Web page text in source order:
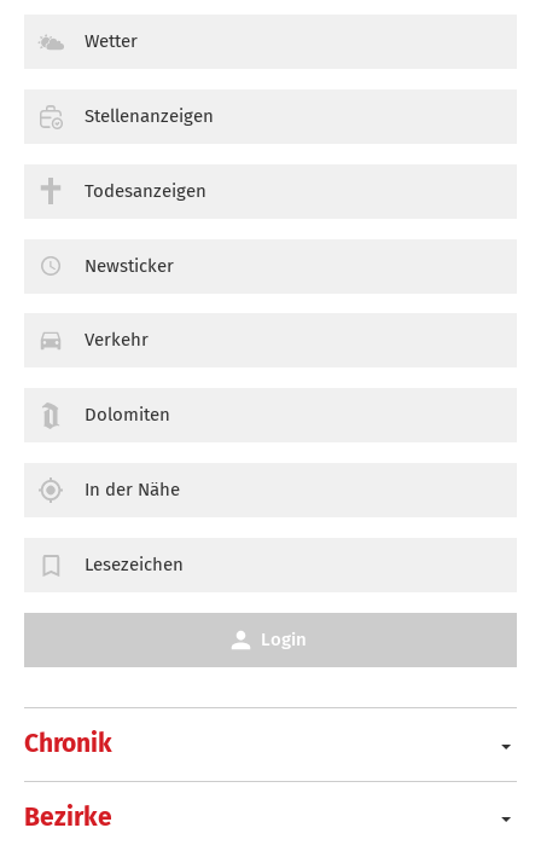
Chronik
Bezirke
Wetter
Stellenanzeigen
Todesanzeigen
Newsticker
Verkehr
Dolomiten
In der Nähe
Lesezeichen
Login